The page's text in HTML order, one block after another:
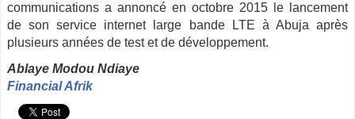
communications a annoncé en octobre 2015 le lancement
de son service internet large bande LTE à Abuja après
plusieurs années de test et de développement.
Ablaye Modou Ndiaye
Financial Afrik